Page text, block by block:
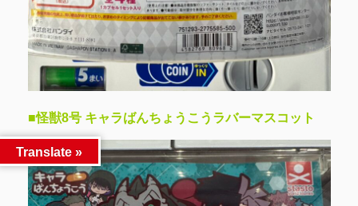
■怪獣8号 キャラばんちょうこうラバーマスコット
Translate »